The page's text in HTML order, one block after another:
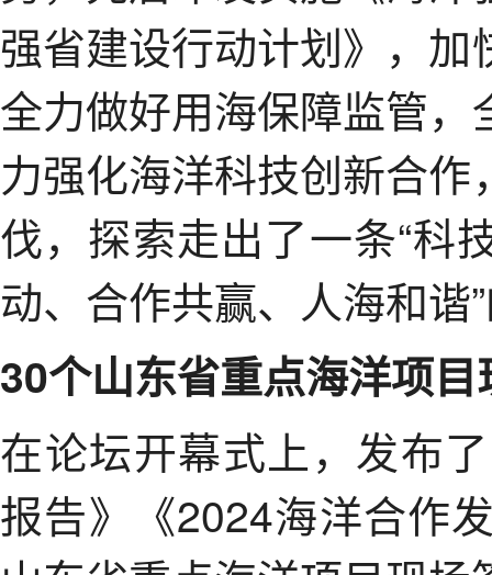
强省建设行动计划》，
全力做好用海保障监管
力强化海洋科技创新合
伐，探索走出了一条“科
动、合作共赢、人海和谐
30个山东省重点海洋项
在论坛开幕式上，发布
报告》《2024海洋合作